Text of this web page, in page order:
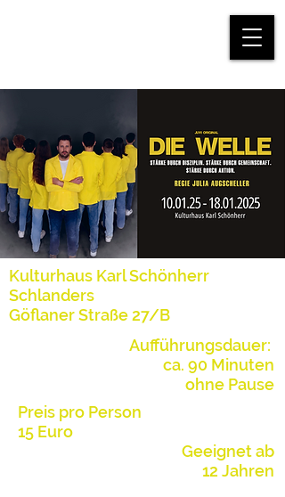
Kulturhaus Karl Schönherr
Schlanders
Göflaner Straße 27/B
Aufführungsdauer:
ca. 90 Minuten
ohne Pause
Preis pro Person
15 Euro
Geeignet ab
12 Jahren